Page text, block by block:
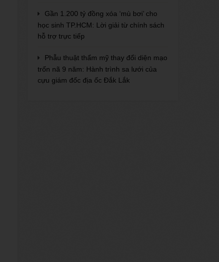
Gần 1.200 tỷ đồng xóa ‘mù bơi’ cho
học sinh TP.HCM: Lời giải từ chính sách
hỗ trợ trực tiếp
Phẫu thuật thẩm mỹ thay đổi diện mạo
trốn nã 9 năm: Hành trình sa lưới của
cựu giám đốc địa ốc Đắk Lắk